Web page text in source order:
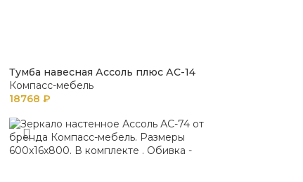
Тумба навесная Ассоль плюс АС-14
Компасс-мебель
18768 ₽